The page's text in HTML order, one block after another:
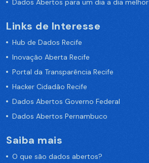
Dados Abertos para um dia a dia melhor
Links de Interesse
Hub de Dados Recife
Inovação Aberta Recife
Portal da Transparência Recife
Hacker Cidadão Recife
Dados Abertos Governo Federal
Dados Abertos Pernambuco
Saiba mais
O que são dados abertos?